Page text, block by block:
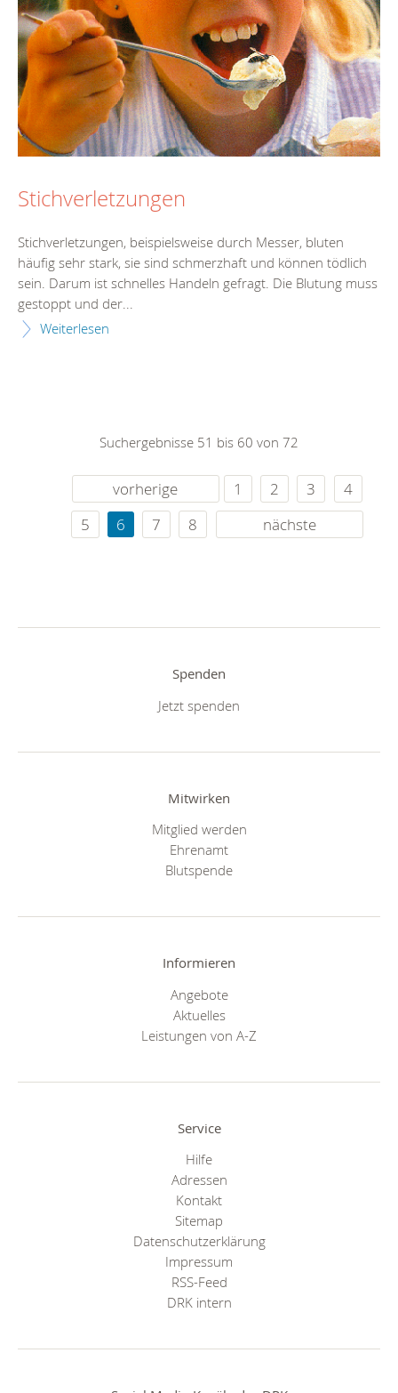
Stichverletzungen
Stichverletzungen, beispielsweise durch Messer, bluten
häufig sehr stark, sie sind schmerzhaft und können tödlich
sein. Darum ist schnelles Handeln gefragt. Die Blutung muss
gestoppt und der...
Weiterlesen
Suchergebnisse 51 bis 60 von 72
vorherige 1 2 3
4
5
6 7 8 nächste
Spenden
Jetzt spenden
Mitwirken
Mitglied werden
Ehrenamt
Blutspende
Informieren
Angebote
Aktuelles
Leistungen von A-Z
Service
Hilfe
Adressen
Kontakt
Sitemap
Datenschutzerklärung
Impressum
RSS-Feed
DRK intern